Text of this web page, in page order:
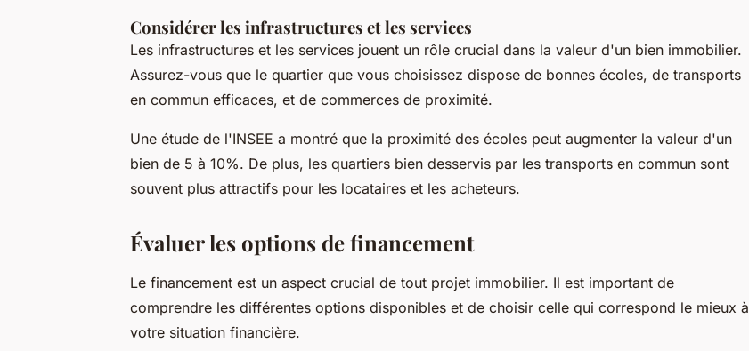
Considérer les infrastructures et les services
Les infrastructures et les services jouent un rôle crucial dans la valeur d'un bien immobilier.
Assurez-vous que le quartier que vous choisissez dispose de bonnes écoles, de transports
en commun efficaces, et de commerces de proximité.
Une étude de l'INSEE a montré que la proximité des écoles peut augmenter la valeur d'un
bien de 5 à 10%. De plus, les quartiers bien desservis par les transports en commun sont
souvent plus attractifs pour les locataires et les acheteurs.
Évaluer les options de financement
Le financement est un aspect crucial de tout projet immobilier. Il est important de
comprendre les différentes options disponibles et de choisir celle qui correspond le mieux à
votre situation financière.